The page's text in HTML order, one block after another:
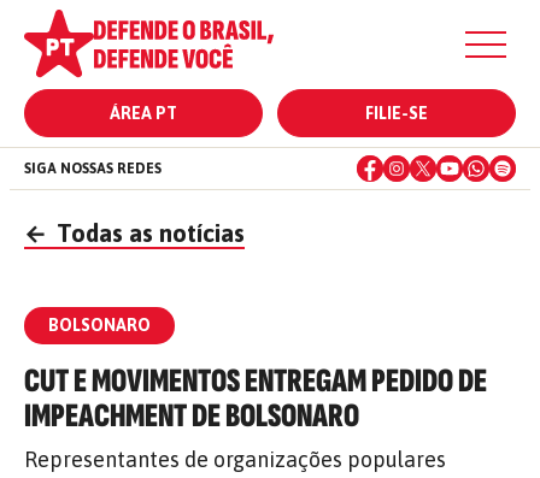
ÁREA PT FILIE-SE
SIGA NOSSAS REDES
← Todas as notícias
BOLSONARO
CUT E MOVIMENTOS ENTREGAM PEDIDO DE
IMPEACHMENT DE BOLSONARO
Representantes de organizações populares